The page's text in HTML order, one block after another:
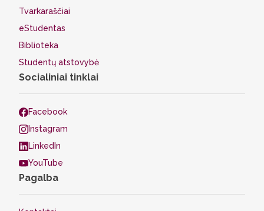
Tvarkaraščiai
eStudentas
Biblioteka
Studentų atstovybė
Socialiniai tinklai
Facebook
Instagram
LinkedIn
YouTube
Pagalba